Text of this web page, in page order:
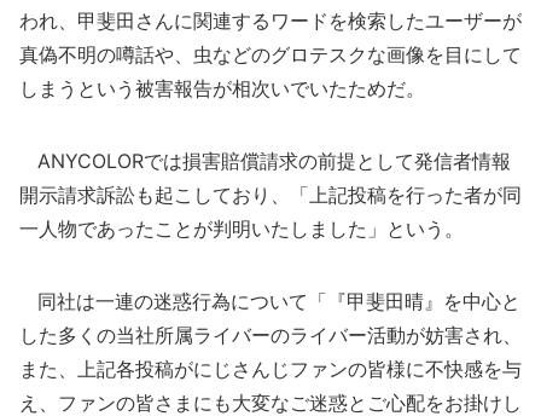
われ、甲斐田さんに関連するワードを検索したユーザーが
真偽不明の噂話や、虫などのグロテスクな画像を目にして
しまうという被害報告が相次いでいたためだ。
ANYCOLORでは損害賠償請求の前提として発信者情報
開示請求訴訟も起こしており、「上記投稿を行った者が同
一人物であったことが判明いたしました」という。
同社は一連の迷惑行為について「『甲斐田晴』を中心と
した多くの当社所属ライバーのライバー活動が妨害され、
また、上記各投稿がにじさんじファンの皆様に不快感を与
え、ファンの皆さまにも大変なご迷惑とご心配をお掛けし